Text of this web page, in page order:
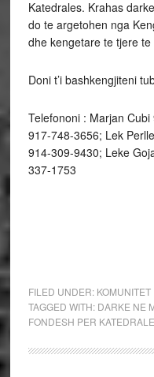
Katedrales. Krahas
do te argetohen nga
dhe kengetare te tjere te
Doni t’i bashkengjiteni
Telefononi : Marjan
917-748-3656; Lek
914-309-9430; Leke
337-1753
FILED UNDER: KOMUNITET
TAGGED WITH: DARKE NE
FONDESH PER